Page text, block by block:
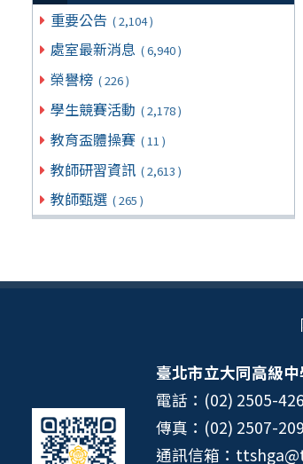
重要公告 ( 2,104 )
處室最新消息 ( 6,940 )
榮譽榜 ( 226 )
學生競賽活動 ( 2,178 )
教育盃體操賽 ( 11 )
教師研習資訊 ( 2,613 )
教師甄選 ( 265 )
臺北市立大同高級中
電話：(02) 2505-
傳真：(02) 2507-
通訊信箱：